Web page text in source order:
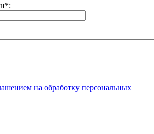
на обработку персональных